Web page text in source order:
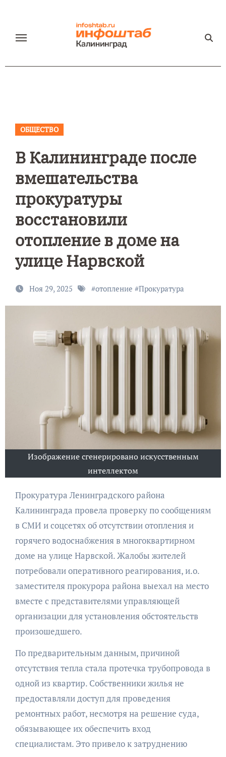
содержанию
ОБЩЕСТВО
В Калининграде после
вмешательства
прокуратуры
восстановили
отопление в доме на
улице Нарвской
Ноя 29, 2025 #отопление #Прокуратура
Изображение сгенерировано искусственным
интеллектом
Прокуратура Ленинградского района
Калининграда провела проверку по сообщениям
в СМИ и соцсетях об отсутствии отопления и
горячего водоснабжения в многоквартирном
доме на улице Нарвской. Жалобы жителей
потребовали оперативного реагирования, и.о.
заместителя прокурора района выехал на место
вместе с представителями управляющей
организации для установления обстоятельств
произошедшего.
По предварительным данным, причиной
отсутствия тепла стала протечка трубопровода в
одной из квартир. Собственники жилья не
предоставляли доступ для проведения
ремонтных работ, несмотря на решение суда,
обязывающее их обеспечить вход
специалистам. Это привело к затруднению